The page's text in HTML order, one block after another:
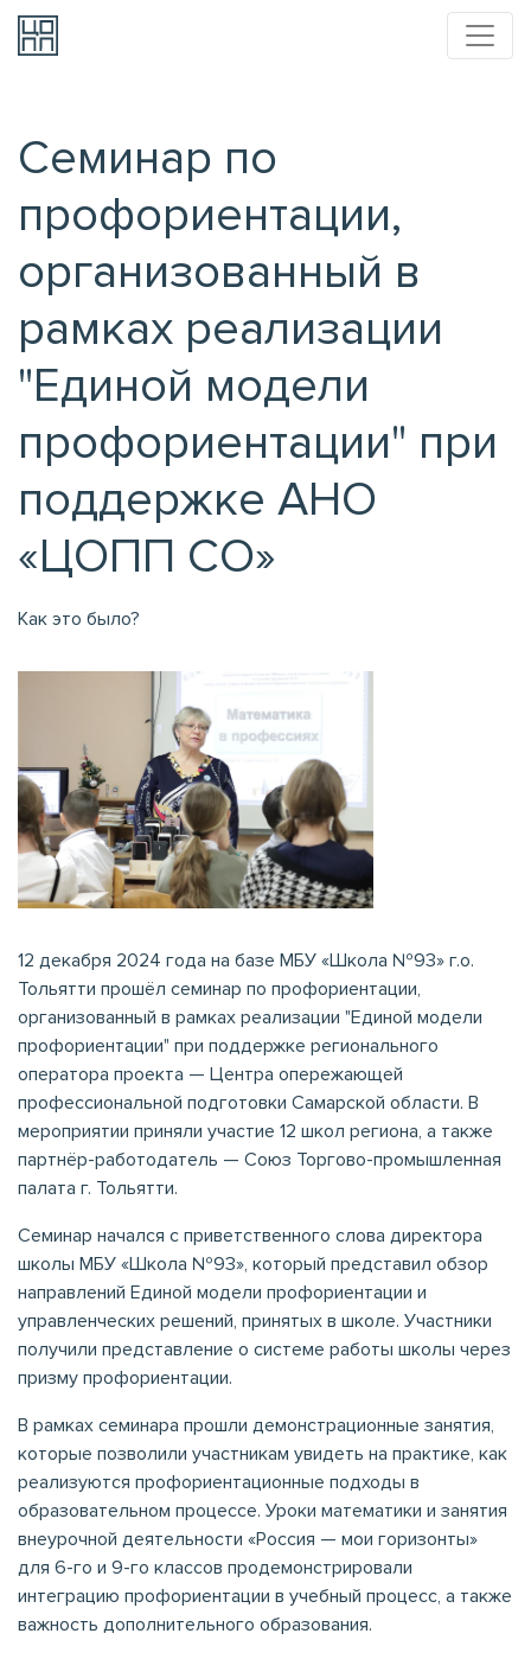
Семинар по
профориентации,
организованный в
рамках реализации
"Единой модели
профориентации" при
поддержке АНО
«ЦОПП СО»
Как это было?
12 декабря 2024 года на базе МБУ «Школа №93» г.о.
Тольятти прошёл семинар по профориентации,
организованный в рамках реализации "Единой модели
профориентации" при поддержке регионального
оператора проекта — Центра опережающей
профессиональной подготовки Самарской области. В
мероприятии приняли участие 12 школ региона, а также
партнёр-работодатель — Союз Торгово-промышленная
палата г. Тольятти.
Семинар начался с приветственного слова директора
школы МБУ «Школа №93», который представил обзор
направлений Единой модели профориентации и
управленческих решений, принятых в школе. Участники
получили представление о системе работы школы через
призму профориентации.
В рамках семинара прошли демонстрационные занятия,
которые позволили участникам увидеть на практике, как
реализуются профориентационные подходы в
образовательном процессе. Уроки математики и занятия
внеурочной деятельности «Россия — мои горизонты»
для 6-го и 9-го классов продемонстрировали
интеграцию профориентации в учебный процесс, а также
важность дополнительного образования.